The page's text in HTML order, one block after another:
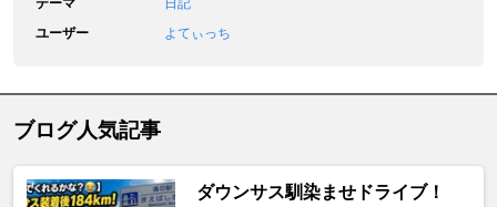
テーマ
日記
ユーザー
よてぃっち
ブログ人気記事
ダウンサス馴染ませドライブ！